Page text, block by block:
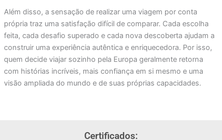
Além disso, a sensação de realizar uma viagem por conta
própria traz uma satisfação difícil de comparar. Cada escolha
feita, cada desafio superado e cada nova descoberta ajudam a
construir uma experiência autêntica e enriquecedora. Por isso,
quem decide viajar sozinho pela Europa geralmente retorna
com histórias incríveis, mais confiança em si mesmo e uma
visão ampliada do mundo e de suas próprias capacidades.
Certificados: